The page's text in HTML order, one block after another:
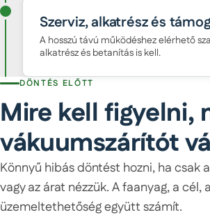
Szerviz, alkatrész és
A hosszú távú működéshez elérhető
alkatrész és betanítás is kell.
DÖNTÉS ELŐTT
Mire kell figyelni,
vákuumszárítót
Könnyű hibás döntést hozni, ha csak
vagy az árat nézzük. A faanyag, a cél,
üzemeltethetőség együtt számít.